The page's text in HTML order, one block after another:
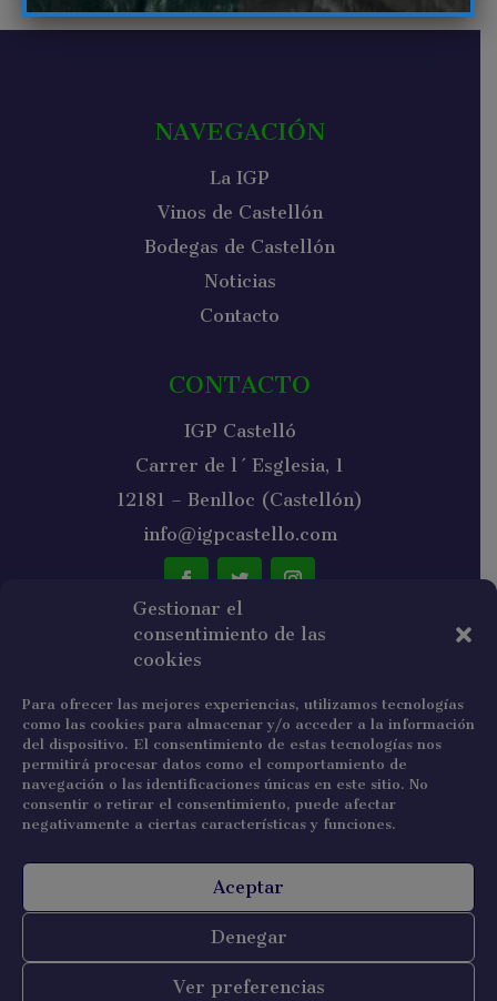
Gestionar el
consentimiento de las
cookies
Para ofrecer las mejores experiencias, utilizamos tecnologías
como las cookies para almacenar y/o acceder a la información
del dispositivo. El consentimiento de estas tecnologías nos
permitirá procesar datos como el comportamiento de
navegación o las identificaciones únicas en este sitio. No
consentir o retirar el consentimiento, puede afectar
negativamente a ciertas características y funciones.
Aceptar
Denegar
Ver preferencias
NAVEGACIÓN
La IGP
Vinos de Castellón
Bodegas de Castellón
Noticias
Contacto
CONTACTO
IGP Castelló
Carrer de l´Esglesia, 1
12181 – Benlloc (Castellón)
info@igpcastello.com
NEWSLETTER
He leído y acepto la política de privacidad.
Copyright © 2022 IGP Castelló